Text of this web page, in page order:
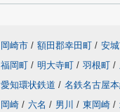
岡崎市 / 額田郡幸田町 / 安
福岡町 / 明大寺町 / 羽根町 /
愛知環状鉄道 / 名鉄名古屋
岡崎 / 六名 / 男川 / 東岡崎 /